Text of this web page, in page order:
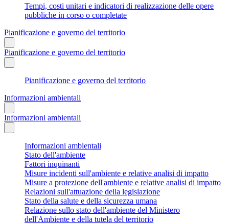
Tempi, costi unitari e indicatori di realizzazione delle opere
pubbliche in corso o completate
Pianificazione e governo del territorio
Pianificazione e governo del territorio
Pianificazione e governo del territorio
Informazioni ambientali
Informazioni ambientali
Informazioni ambientali
Stato dell'ambiente
Fattori inquinanti
Misure incidenti sull'ambiente e relative analisi di impatto
Misure a protezione dell'ambiente e relative analisi di impatto
Relazioni sull'attuazione della legislazione
Stato della salute e della sicurezza umana
Relazione sullo stato dell'ambiente del Ministero
dell'Ambiente e della tutela del territorio